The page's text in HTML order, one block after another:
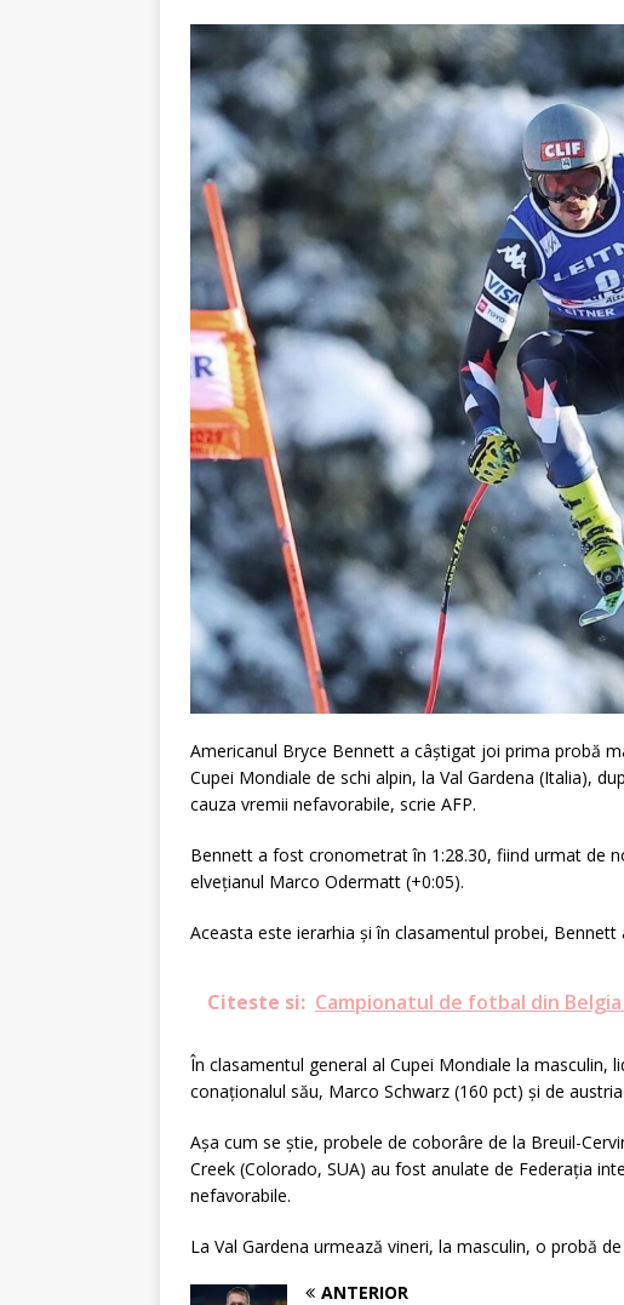
Americanul Bryce Bennett a câştigat joi prima probă
Cupei Mondiale de schi alpin, la Val Gardena (Italia),
cauza vremii nefavorabile, scrie AFP.
Bennett a fost cronometrat în 1:28.30, fiind urmat de
elveţianul Marco Odermatt (+0:05).
Aceasta este ierarhia şi în clasamentul probei,
Citeste si: Campionatul de fotbal din
În clasamentul general al Cupei Mondiale la masculin,
conaţionalul său, Marco Schwarz (160 pct) şi de
Aşa cum se ştie, probele de coborâre de la Breuil-
Creek (Colorado, SUA) au fost anulate de Federaţia
nefavorabile.
La Val Gardena urmează vineri, la masculin, o probă de
ANTERIOR